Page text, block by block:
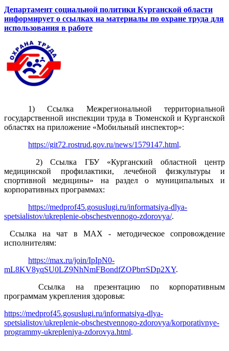
Департамент социальной политики Курганской области
информирует о ссылках на материалы по охране труда для
использования в работе
1) Ссылка Межрегиональной территориальной
государственной инспекции труда в Тюменской и Курганской
областях на приложение «Мобильный инспектор»:
https://git72.rostrud.gov.ru/news/1579147.html.
2) Ссылка ГБУ «Курганский областной центр
медицинской профилактики, лечебной физкультуры и
спортивной медицины» на раздел о муниципальных и
корпоративных программах:
https://medprof45.gosuslugi.ru/informatsiya-dlya-
spetsialistov/ukreplenie-obschestvennogo-zdorovya/.
Ссылка на чат в МАХ - методическое сопровождение
исполнителям:
https://max.ru/join/IpIpN0-
mL8KV8yqSU0LZ9NhNmFBondfZOPbrrSDp2XY.
Ссылка на презентацию по корпоративным
программам укрепления здоровья:
https://medprof45.gosuslugi.ru/informatsiya-dlya-
spetsialistov/ukreplenie-obschestvennogo-zdorovya/korporativnye-
programmy-ukrepleniya-zdorovya.html.